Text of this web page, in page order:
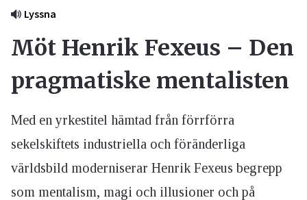
Lyssna
Möt Henrik Fexeus – Den
pragmatiske mentalisten
Med en yrkestitel hämtad från förrförra
sekelskiftets industriella och föränderliga
världsbild moderniserar Henrik Fexeus begrepp
som mentalism, magi och illusioner och på